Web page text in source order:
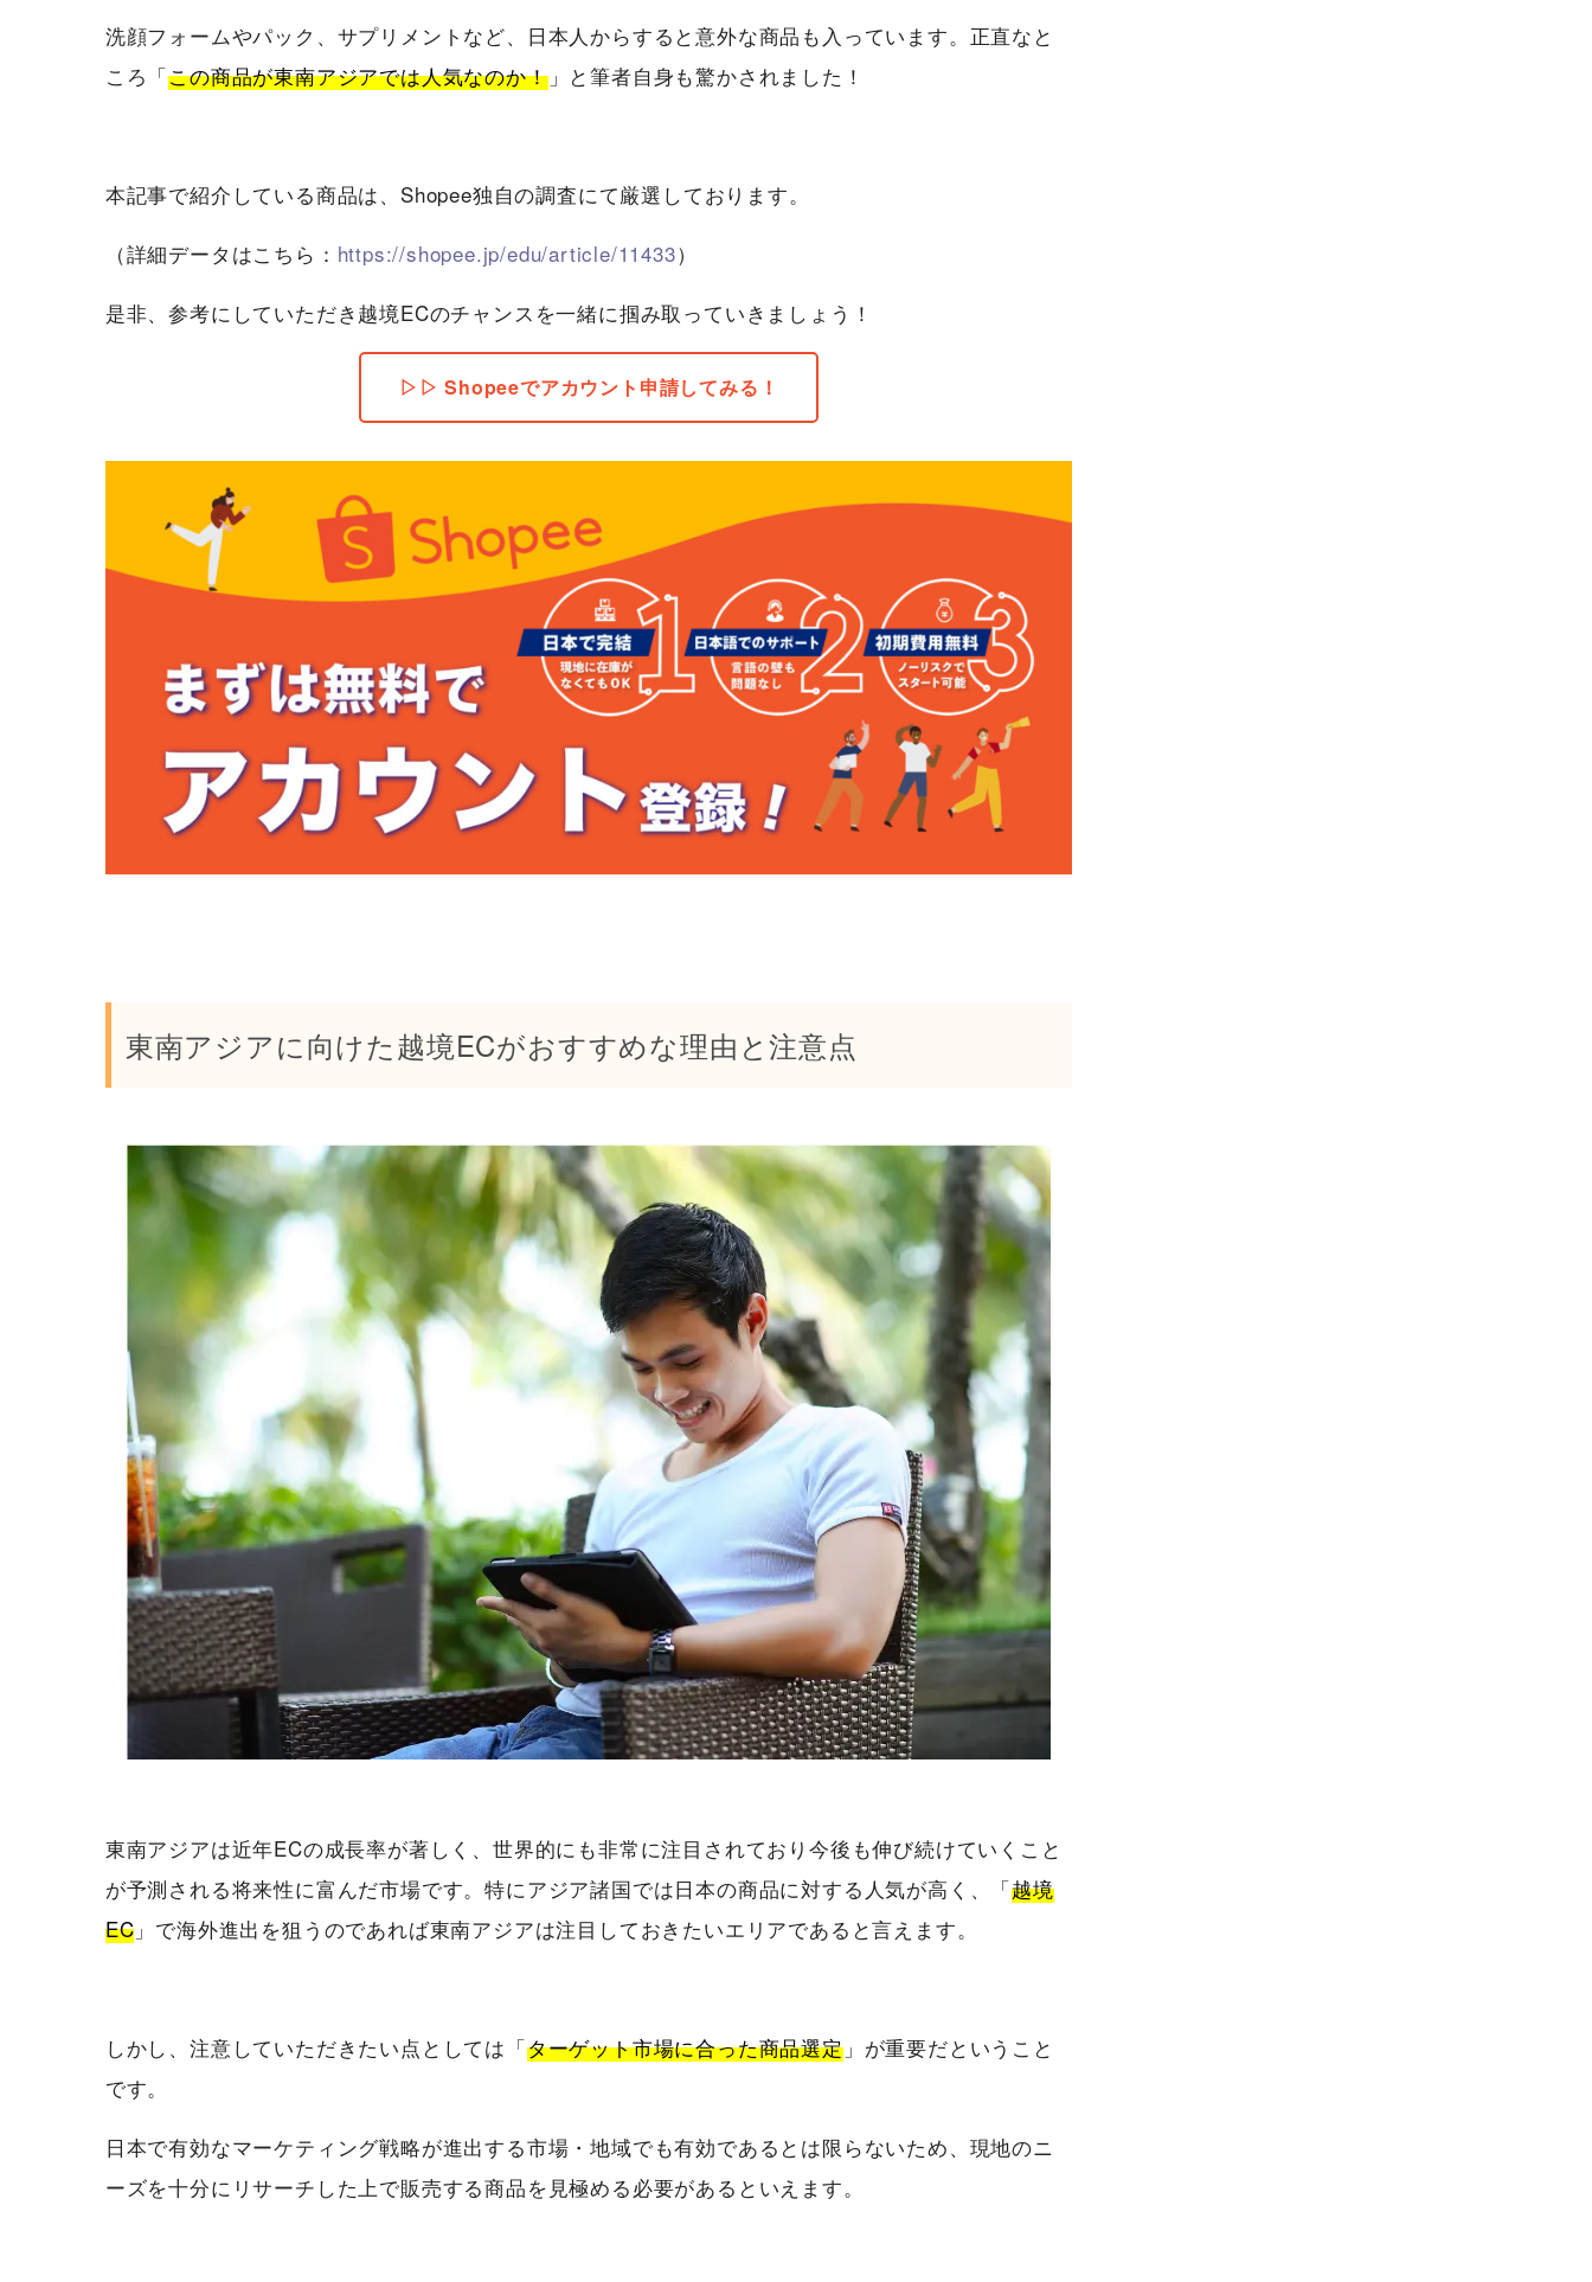
洗顔フォームやパック、サプリメントなど、日本人からすると意外な商品も入っています。正直なと
ころ「この商品が東南アジアでは人気なのか！」と筆者自身も驚かされました！
本記事で紹介している商品は、Shopee独自の調査にて厳選しております。
（詳細データはこちら： https://shopee.jp/edu/article/11433）
是非、参考にしていただき越境ECのチャンスを一緒に掴み取っていきましょう！
▷▷ Shopeeでアカウント申請してみる！
東南アジアに向けた越境ECがおすすめな理由と注意点
東南アジアは近年ECの成長率が著しく、世界的にも非常に注目されており今後も伸び続けていくこと
が予測される将来性に富んだ市場です。特にアジア諸国では日本の商品に対する人気が高く、「越境
EC 」で海外進出を狙うのであれば東南アジアは注目しておきたいエリアであると言えます。
しかし、注意していただきたい点としては「ターゲット市場に合った商品選定」が重要だということ
です。
日本で有効なマーケティング戦略が進出する市場・地域でも有効であるとは限らないため、現地のニ
ーズを十分にリサーチした上で販売する商品を見極める必要があるといえます。